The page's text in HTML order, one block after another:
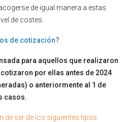
de igual manera a estas
de costes.
de cotización?
para aquellos que realizaron
por ellas antes de 2024
o anteriormente al 1 de
casos.
de ser de los siguientes tipos: